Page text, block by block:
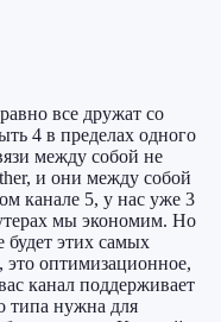
все дружат со
4 в пределах одного
между собой не
и они между собой
канале 5, у нас уже 3
мы экономим. Но
будет этих самых
оптимизационное,
канал поддерживает
типа нужна для